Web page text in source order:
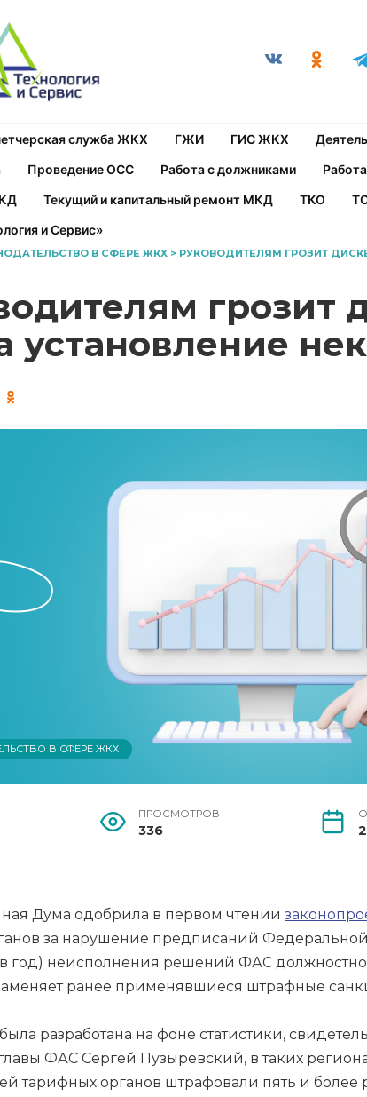
служба ЖКХ ГЖИ ГИС ЖКХ
Проведение ОСС Работа с должниками
Текущий и капитальный ремонт МКД ТКО
и Сервис»
В СФЕРЕ ЖКХ > РУКОВОДИТЕЛЯМ ГРОЗИТ
грозит
установление
В СФЕРЕ ЖКХ
ПРОСМОТРОВ
336
Дума одобрила в первом чтении
за нарушение предписаний
в год) неисполнения решений ФАС
заменяет ранее применявшиеся штрафные
разработана на фоне статистики,
ФАС Сергей Пузыревский, в таких
тарифных органов штрафовали пять и